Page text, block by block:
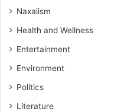
Naxalism
Health and Wellness
Entertainment
Environment
Politics
Literature